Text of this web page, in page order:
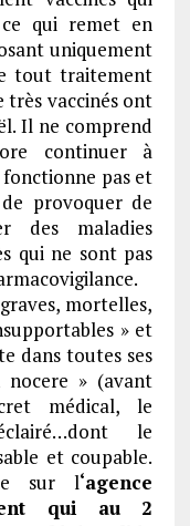
qui remet en
uniquement
tout traitement
très vaccinés ont
Il ne comprend
continuer à
pas et
provoquer de
des maladies
qui ne sont pas
mortelles,
» et
dans toutes ses
nocere » (avant
médical, le
le
et coupable.
sur l‘agence
qui au 2